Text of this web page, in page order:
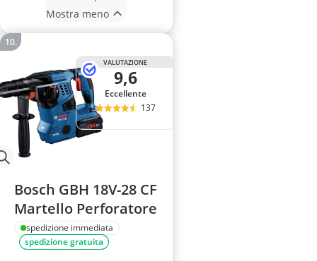
Mostra meno
VALUTAZIONE
9,6
Eccellente
137
Bosch GBH 18V-28 CF
Martello Perforatore
spedizione immediata
spedizione gratuita